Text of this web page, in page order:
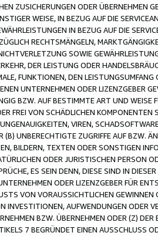
ZUSICHERUNGEN ODER ÜBERNEHMEN
WEISE, IN BEZUG AUF DIE
IN BEZUG AUF DIE
RECHTSMÄNGELN,
SOWIE
DER LEISTUNG ODER
FUNKTIONEN, DEN
UNTERNEHMEN ODER LIZENZGEBER
BZW. AUF BESTIMMTE ART UND
FREI VON SCHÄDLICHEN
VIREN,
(B) UNBERECHTIGTE ZUGRIFFE AUF BZW.
BILDERN, TEXTEN ODER SONSTIGEN
ODER JURISTISCHEN PERSON
ES SEIN DENN, DIESE SIND IN
ODER LIZENZGEBER FÜR
VON VORAUSSICHTLICHEN
INVESTITIONEN, AUFWENDUNGEN ODER
BZW. ÜBERNEHMEN ODER (Z)
7 BEGRÜNDET EINEN AUSSCHLUSS